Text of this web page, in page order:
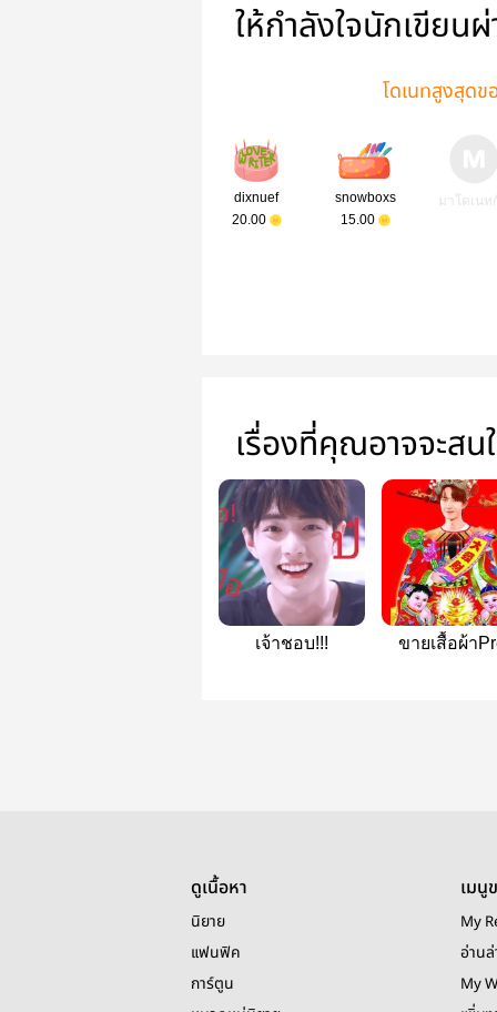
ให้กำลังใจนักเขียน
โดเนทสูงสุดข
dixnuef
20.00
snowboxs
15.00
มาโดเนท
เรื่องที่คุณอาจจะสน
เจ้าชอบ!!!
ขายเสื้อผ้า
ดูเนื้อหา
นิยาย
แฟนฟิค
การ์ตูน
เมนู
My
อ่าน
My